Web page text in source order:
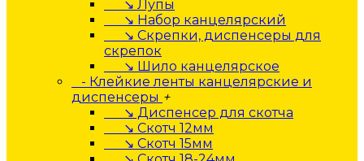
↘ Лупы
↘ Набор канцелярский
↘ Скрепки, диспенсеры для
скрепок
↘ Шило канцелярское
- Клейкие ленты канцелярские и
диспенсеры +
↘ Диспенсер для скотча
↘ Скотч 12мм
↘ Скотч 15мм